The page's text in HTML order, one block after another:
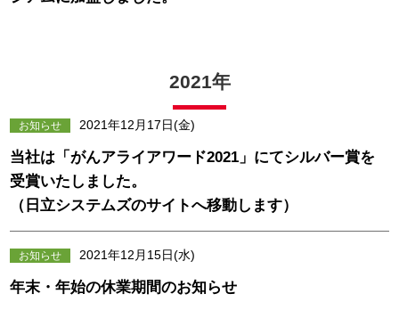
2021年
お知らせ 2021年12月17日(金)
当社は「がんアライアワード2021」にてシルバー賞を
受賞いたしました。
（日立システムズのサイトへ移動します）
お知らせ 2021年12月15日(水)
年末・年始の休業期間のお知らせ